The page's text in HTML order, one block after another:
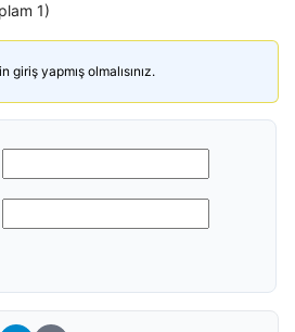
1)
yapmış olmalısınız.